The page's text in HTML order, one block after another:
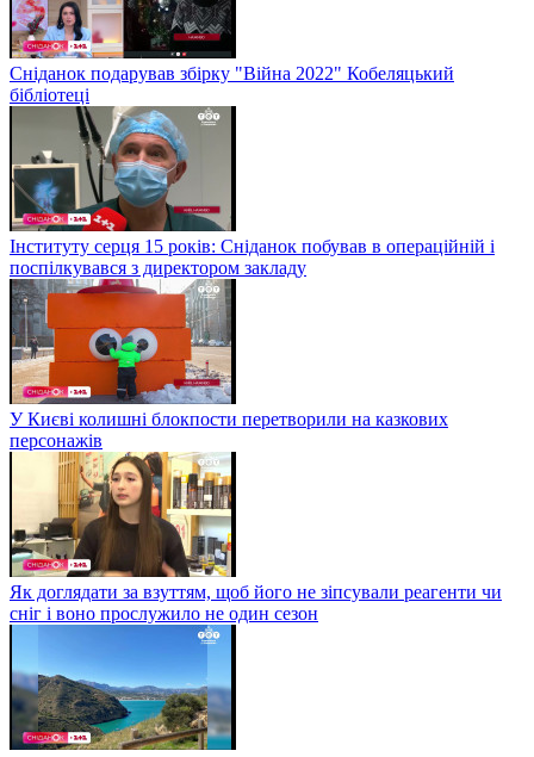
Сніданок подарував збірку "Війна 2022" Кобеляцький
бібліотеці
Інституту серця 15 років: Сніданок побував в операційній і
поспілкувався з директором закладу
У Києві колишні блокпости перетворили на казкових
персонажів
Як доглядати за взуттям, щоб його не зіпсували реагенти чи
сніг і воно прослужило не один сезон